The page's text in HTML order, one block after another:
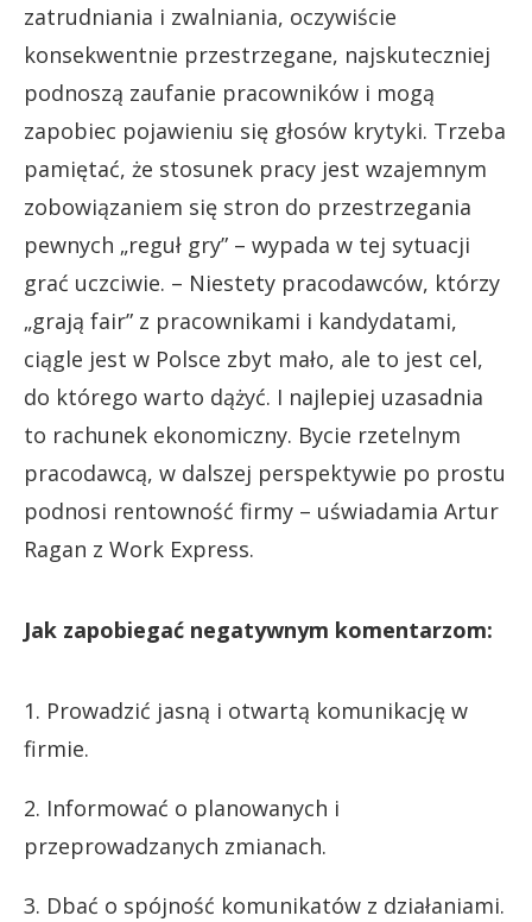
zatrudniania i zwalniania, oczywiście
konsekwentnie przestrzegane, najskuteczniej
podnoszą zaufanie pracowników i mogą
zapobiec pojawieniu się głosów krytyki. Trzeba
pamiętać, że stosunek pracy jest wzajemnym
zobowiązaniem się stron do przestrzegania
pewnych „reguł gry” – wypada w tej sytuacji
grać uczciwie. – Niestety pracodawców, którzy
„grają fair” z pracownikami i kandydatami,
ciągle jest w Polsce zbyt mało, ale to jest cel,
do którego warto dążyć. I najlepiej uzasadnia
to rachunek ekonomiczny. Bycie rzetelnym
pracodawcą, w dalszej perspektywie po prostu
podnosi rentowność firmy – uświadamia Artur
Ragan z Work Express.
Jak zapobiegać negatywnym komentarzom:
1. Prowadzić jasną i otwartą komunikację w
firmie.
2. Informować o planowanych i
przeprowadzanych zmianach.
3. Dbać o spójność komunikatów z działaniami.